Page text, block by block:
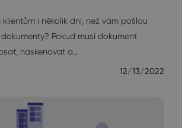
klientům i několik dní, než vám pošlou
Pokud musí dokument
naskenovat a…
12/13/2022